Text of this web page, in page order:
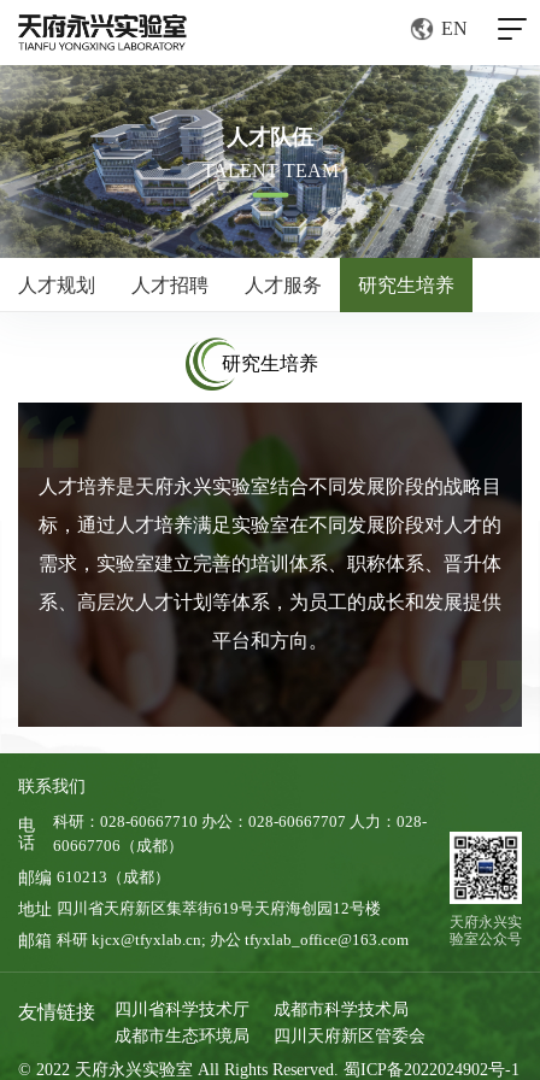
EN
人才队伍
TALENT TEAM
人才规划 人才招聘 人才服务 研究生培养
研究生培养
人才培养是天府永兴实验室结合不同发展阶段的战略目
标，通过人才培养满足实验室在不同发展阶段对人才的
需求，实验室建立完善的培训体系、职称体系、晋升体
系、高层次人才计划等体系，为员工的成长和发展提供
平台和方向。
联系我们
电
话
科研：028-60667710 办公：028-60667707 人力：028-
60667706（成都）
邮编 610213（成都）
地址 四川省天府新区集萃街619号天府海创园12号楼
邮箱 科研 kjcx@tfyxlab.cn; 办公 tfyxlab_office@163.com
天府永兴实
验室公众号
友情链接 四川省科学技术厅
成都市科学技术局
成都市生态环境局
四川天府新区管委会
© 2022 天府永兴实验室 All Rights Reserved. 蜀ICP备2022024902号-1